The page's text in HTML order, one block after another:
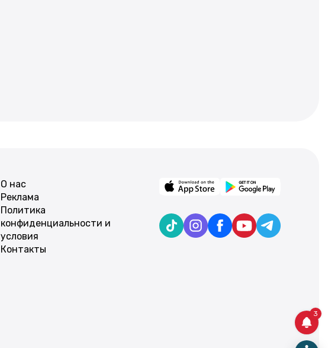
О нас
Реклама
Политика
конфиденциальности и
условия
Контакты
3